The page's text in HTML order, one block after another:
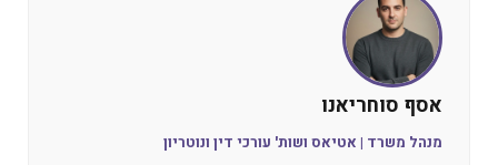
אסף סוחריאנו
מנהל משרד | אטיאס ושות' עורכי דין ונוטריון